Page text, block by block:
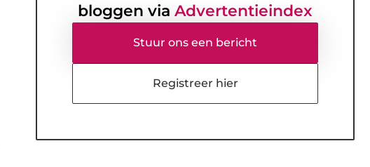
bloggen via Advertentieindex
Stuur ons een bericht
Registreer hier